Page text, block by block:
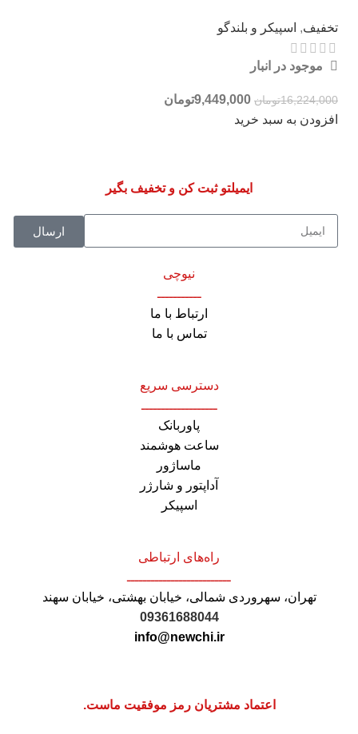
تخفیف, اسپیکر و بلندگو
موجود در انبار
16,224,000تومان 9,449,000تومان
افزودن به سبد خرید
ایمیلتو ثبت کن و تخفیف بگیر
ارسال
نیوچی
ـــــــــــ
ارتباط با ما
تماس با ما
دسترسی سریع
ـــــــــــــــــــ
پاوربانک
ساعت هوشمند
ماساژور
آداپتور و شارژر
اسپیکر
راه‌های ارتباطی
ــــــــــــــــــــــــــ
تهران، سهروردی شمالی، خیابان بهشتی، خیابان سهند
09361688044
info@newchi.ir
اعتماد مشتریان رمز موفقیت ماست.